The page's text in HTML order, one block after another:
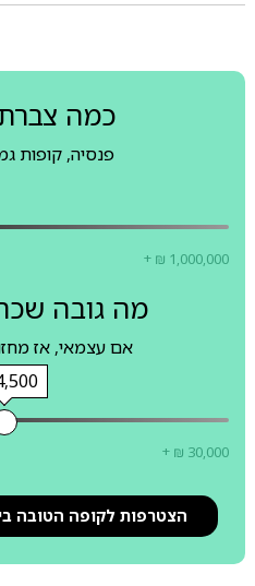
כמה
פנסיה, קופות
+ ₪ 1,000,000
מה גובה
אם עצמאי, אז
+ ₪ 30,000
הצטרפות לקופה הטובה